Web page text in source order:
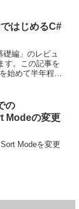
はじめるC#
礎編」のレビュ
す。この記事を
始めて半年程度
の
Modeの変更
Modeを変更